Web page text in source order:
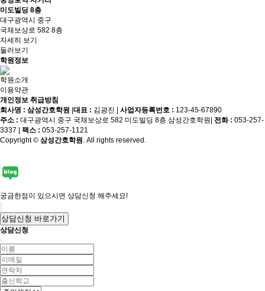
미도빌딩 8층
대구광역시 중구
국채보상로 582 8층
자세히 보기
둘러보기
학원정보
학원소개
이용약관
개인정보 취급방침
회사명 : 삼성간호학원 대표 : 김광진 사업자등록번호 : 123-45-67890
주소 : 대구광역시 중구 국채보상로 582 미도빌딩 8층 삼성간호학원 전화 : 053-257-
3337
팩스 : 053-257-1121
Copyright © 삼성간호학원. All rights reserved.
궁금한점이 있으시면 상담신청 해주세요!
상담신청 바로가기
상담신청